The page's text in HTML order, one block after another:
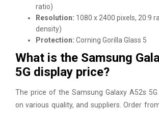
ratio)
Resolution: 1080 x 2400 pixels, 20:9
density)
Protection: Corning Gorilla Glass 5
What is the Samsung
5G display price?
The price of the Samsung Galaxy A52s
on various quality, and suppliers. Order